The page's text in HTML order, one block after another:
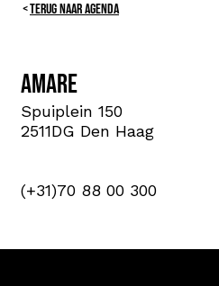
TERUG NAAR AGENDA
Amare
Spuiplein 150
2511DG Den Haag
(+31)70 88 00 300